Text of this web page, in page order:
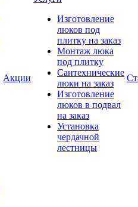
Акции
Изготовление
люков под
плитку на заказ
Монтаж люка
под плитку
Сантехнические
люки на заказ
Изготовление
люков в подвал
на заказ
Установка
чердачной
лестницы